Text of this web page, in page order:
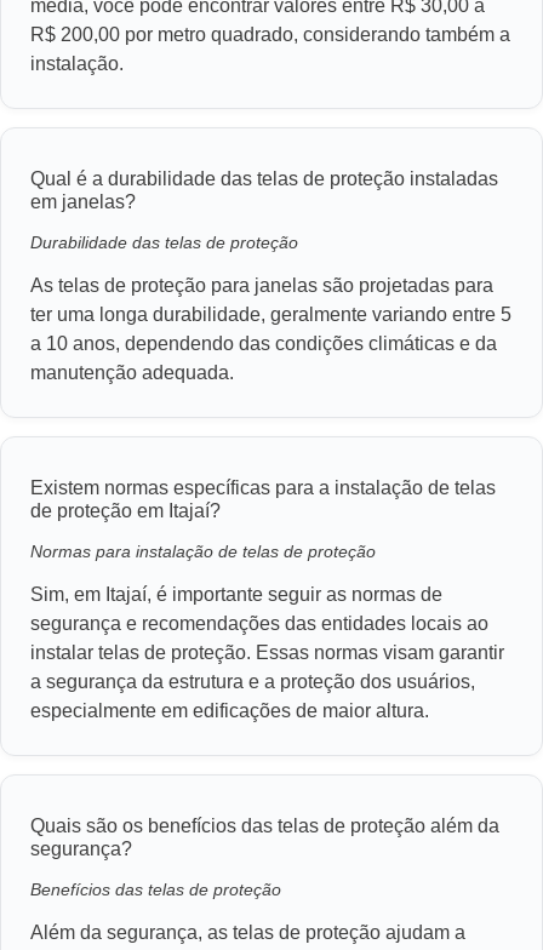
média, você pode encontrar valores entre R$ 30,00 a
R$ 200,00 por metro quadrado, considerando também a
instalação.
Qual é a durabilidade das telas de proteção instaladas
em janelas?
Durabilidade das telas de proteção
As telas de proteção para janelas são projetadas para
ter uma longa durabilidade, geralmente variando entre 5
a 10 anos, dependendo das condições climáticas e da
manutenção adequada.
Existem normas específicas para a instalação de telas
de proteção em Itajaí?
Normas para instalação de telas de proteção
Sim, em Itajaí, é importante seguir as normas de
segurança e recomendações das entidades locais ao
instalar telas de proteção. Essas normas visam garantir
a segurança da estrutura e a proteção dos usuários,
especialmente em edificações de maior altura.
Quais são os benefícios das telas de proteção além da
segurança?
Benefícios das telas de proteção
Além da segurança, as telas de proteção ajudam a